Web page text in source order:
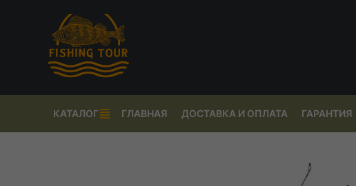
КАТАЛОГ ГЛАВНАЯ ДОСТАВКА И ОПЛАТА ГАРАНТИЯ